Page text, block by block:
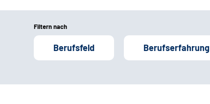
Filtern nach
Berufsfeld Berufserfahrung